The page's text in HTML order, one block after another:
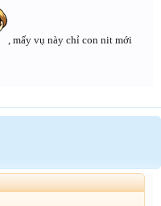
mừng tóa
, mấy vụ này chỉ con nit mới